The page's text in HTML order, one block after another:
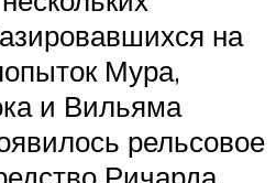
на
Мура,
и Вильяма
рельсовое